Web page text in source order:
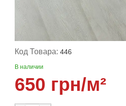
Код Товара: 446
В наличии
650 грн/м²